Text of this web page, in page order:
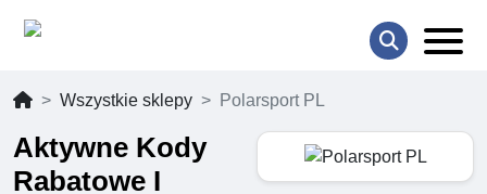
Wszystkie sklepy Polarsport PL
Aktywne Kody
Rabatowe I